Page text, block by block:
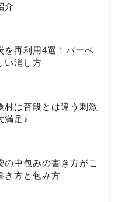
介
を再利用4選！バーベ
い消し方
村は普段とは違う刺激
満足♪
の中包みの書き方がこ
き方と包み方